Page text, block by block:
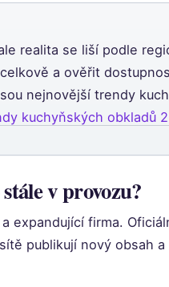
realita se liší podle
a ověřit
nejnovější trendy
kuchyňských obkladů
v provozu?
expandující firma.
publikují nový obsah